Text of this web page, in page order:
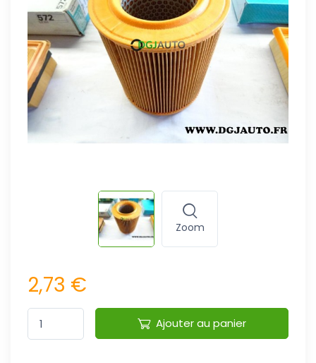
Zoom
2,73 €
Ajouter au panier